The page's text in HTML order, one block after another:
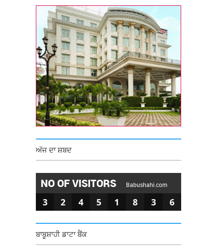
ਅੱਜ ਦਾ ਸ਼ਬਦ
NO OF VISITORS Babushahi.com
3 2 4 5 1 8 3 6
ਬਾਬੂਸ਼ਾਹੀ ਡਾਟਾ ਬੈਂਕ